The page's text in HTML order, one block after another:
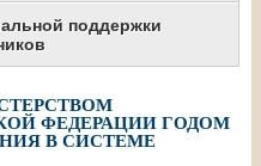
поддержки
ФЕДЕРАЦИИ ГОДОМ
В СИСТЕМЕ